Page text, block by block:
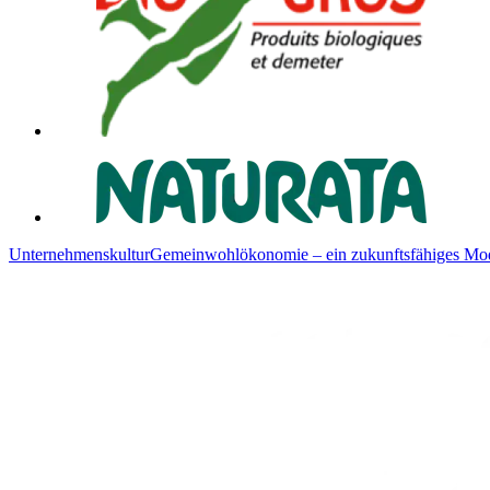
UnternehmenskulturGemeinwohlökonomie – ein zukunftsfähiges